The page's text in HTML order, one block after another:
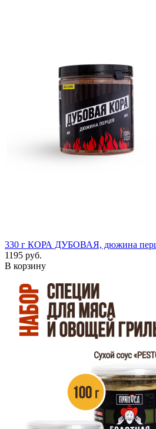
330 г КОРА ДУБОВАЯ, дюжина
1195 руб.
В корзину